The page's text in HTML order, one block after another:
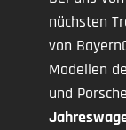
nächsten
von
Modellen
und